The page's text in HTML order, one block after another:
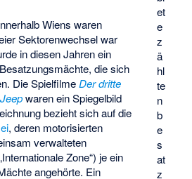
et
e
z
ä
hl
te
n
b
e
s
at
z
Wiens waren
Sektorenwechsel war
in diesen Jahren ein
die sich
Die SpielfilmeDer dritte
waren ein Spiegelbild
bezieht sich auf die
, deren motorisierten
verwalteten
Zone“) je ein
angehörte. Ein